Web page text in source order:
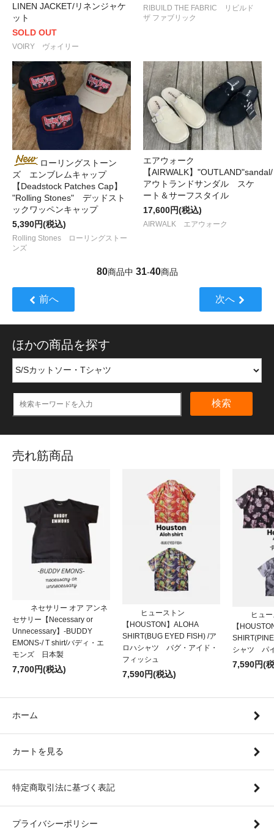
LINEN JACKET/リネンジャケ
ット
SOLD OUT
VOIRY ヴォイリー
RIBUILD THE FABRIC リビルド
ザ ファブリック
ローリングストーン
ズ エンブレムキャップ
【Deadstock Patches Cap】
"Rolling Stones" デッドスト
ックワッペンキャップ
5,390円(税込)
Rolling Stones ローリングストー
ンズ
エアウォーク
【AIRWALK】"OUTLAND"sandal/
アウトランドサンダル スケ
ート＆サーフスタイル
17,600円(税込)
AIRWALK エアウォーク
80商品中 31-40商品
前へ 次へ
ほかの商品を探す
検索
売れ筋商品
ネセサリー オア アンネ
セサリー【Necessary or
Unnecessary】-BUDDY
EMONS-/ T shirt/バディ・エ
モンズ 日本製
7,700円(税込)
ヒューストン
【HOUSTON】ALOHA
SHIRT(BUG EYED FISH) /ア
ロハシャツ バグ・アイド・
フィッシュ
7,590円(税込)
ヒュ
【
シャツ パ
7,590円(
ホーム
カートを見る
特定商取引法に基づく表記
プライバシーポリシー